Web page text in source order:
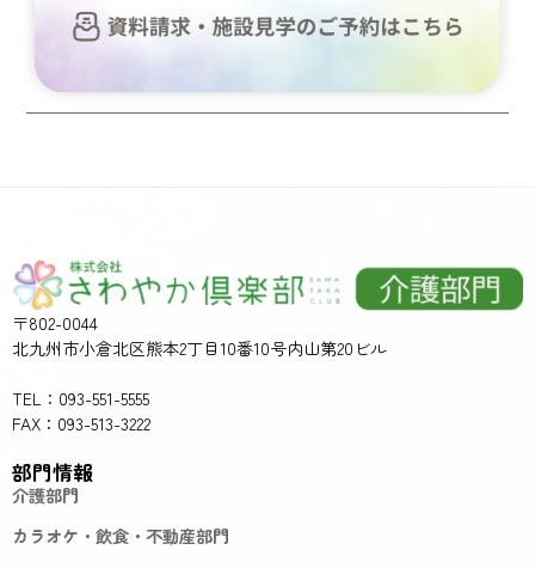
〒802-0044
北九州市小倉北区熊本2丁目10番10号内山第20ビル
TEL：093-551-5555
FAX：093-513-3222
部門情報
介護部門
カラオケ・飲食・不動産部門